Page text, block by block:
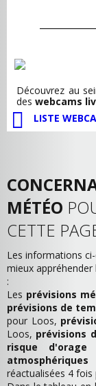
Découvrez au
des webcams
LISTE
MÉTÉO
CETTE
Les informations
mieux
:
Les prévisions
prévisions de
pour Loos,
Loos, prévisions
risque d'orage
atmosphériques
réactualisées 4 fois